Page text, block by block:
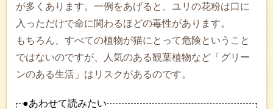
が多くあります。一例をあげると、ユリの花粉は口に
入っただけで命に関わるほどの毒性があります。
もちろん、すべての植物が猫にとって危険ということ
ではないのですが、人気のある観葉植物など「グリー
ンのある生活」はリスクがあるのです。
●あわせて読みたい